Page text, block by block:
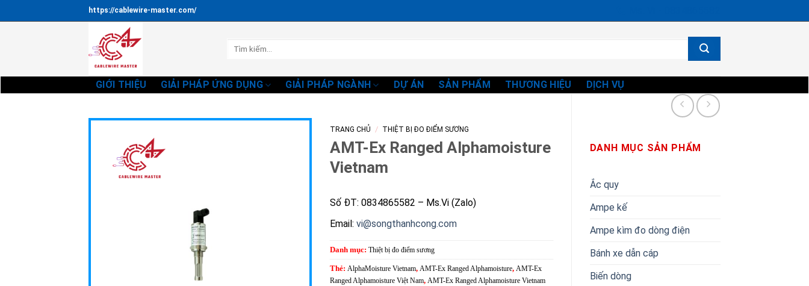
qua
https://cablewire-master.com/
GIỚI THIỆU GIẢI PHÁP ỨNG DỤNG GIẢI PHÁP NGÀNH DỰ ÁN SẢN PHẨM THƯƠNG HIỆU DỊCH VỤ
DANH MỤC SẢN PHẨM
Ắc quy
Ampe kế
Ampe kìm đo dòng điện
Bánh xe dẫn cáp
Biến dòng
TRANG CHỦ / THIỆT BỊ ĐO ĐIỂM SƯƠNG
AMT-Ex Ranged Alphamoisture
Vietnam
Số ĐT: 0834865582 – Ms.Vi (Zalo)
Email: vi@songthanhcong.com
Danh mục: Thiệt bị đo điểm sương
Thẻ: AlphaMoisture Vietnam, AMT-Ex Ranged Alphamoisture, AMT-Ex
Ranged Alphamoisture Việt Nam, AMT-Ex Ranged Alphamoisture Vietnam